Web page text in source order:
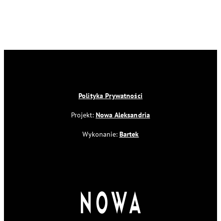
Polityka Prywatności
Projekt: Nowa Aleksandria
Wykonanie: Bartek